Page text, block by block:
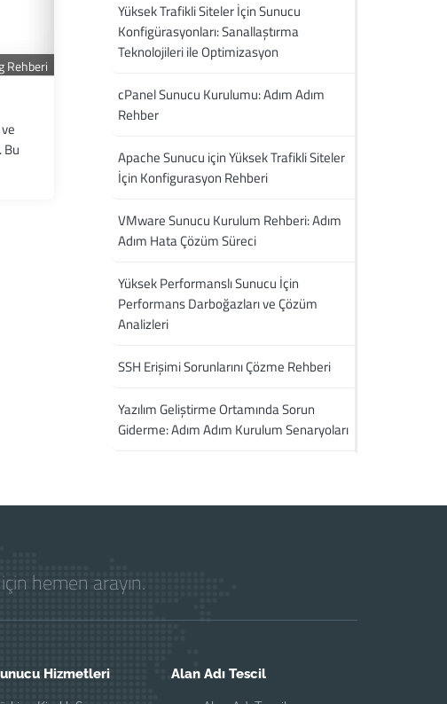
Rehberi
Yüksek Trafikli Siteler İçin Sunucu
Konfigürasyonları: Sanallaştırma
Teknolojileri ile Optimizasyon
cPanel Sunucu Kurulumu: Adım Adım
Rehber
Apache Sunucu için Yüksek Trafikli Siteler
İçin Konfigurasyon Rehberi
VMware Sunucu Kurulum Rehberi: Adım
Adım Hata Çözüm Süreci
Yüksek Performanslı Sunucu İçin
Performans Darboğazları ve Çözüm
Analizleri
SSH Erişimi Sorunlarını Çözme Rehberi
Yazılım Geliştirme Ortamında Sorun
Giderme: Adım Adım Kurulum Senaryoları
hemen arayın.
Hizmetleri Alan Adı Tescil